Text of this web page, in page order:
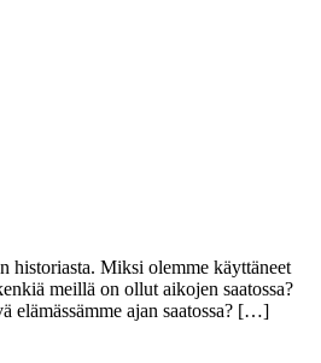
historiasta. Miksi olemme käyttäneet
meillä on ollut aikojen saatossa?
elämässämme ajan saatossa? […]